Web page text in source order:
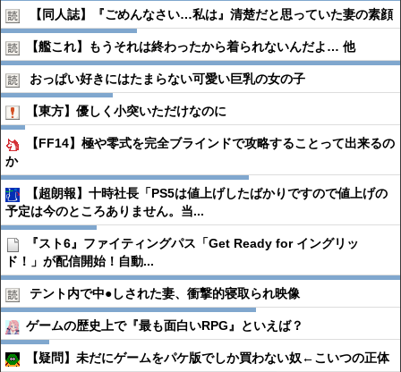
【同人誌】『ごめんなさい…私は』清楚だと思っていた妻の素顔
【艦これ】もうそれは終わったから着られないんだよ… 他
おっぱい好きにはたまらない可愛い巨乳の女の子
【東方】優しく小突いただけなのに
【FF14】極や零式を完全ブラインドで攻略することって出来るの
か
【超朗報】十時社長「PS5は値上げしたばかりですので値上げの
予定は今のところありません。当...
『スト6』ファイティングパス「Get Ready for イングリッ
ド！」が配信開始！自動...
テント内で中●︎しされた妻、衝撃的寝取られ映像
ゲームの歴史上で『最も面白いRPG』といえば？
【疑問】未だにゲームをパケ版でしか買わない奴←こいつの正体